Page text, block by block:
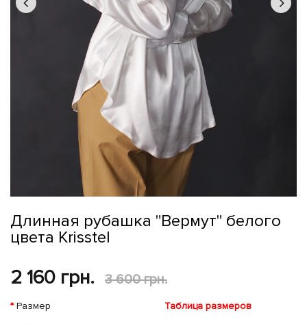
Длинная рубашка "Вермут" белого
цвета Krisstel
2 160 грн. 3 600 грн.
Таблица размеров
Размер